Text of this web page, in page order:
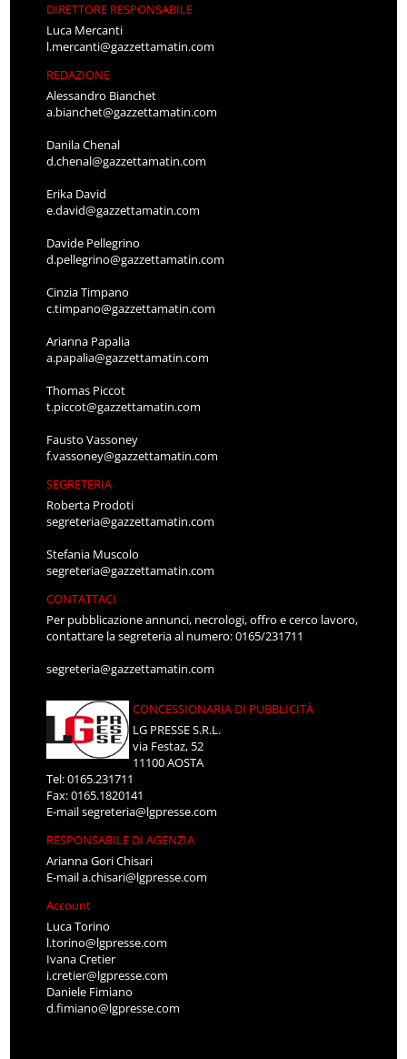
DIRETTORE RESPONSABILE
Luca Mercanti
l.mercanti@gazzettamatin.com
REDAZIONE
Alessandro Bianchet
a.bianchet@gazzettamatin.com
Danila Chenal
d.chenal@gazzettamatin.com
Erika David
e.david@gazzettamatin.com
Davide Pellegrino
d.pellegrino@gazzettamatin.com
Cinzia Timpano
c.timpano@gazzettamatin.com
Arianna Papalia
a.papalia@gazzettamatin.com
Thomas Piccot
t.piccot@gazzettamatin.com
Fausto Vassoney
f.vassoney@gazzettamatin.com
SEGRETERIA
Roberta Prodoti
segreteria@gazzettamatin.com
Stefania Muscolo
segreteria@gazzettamatin.com
CONTATTACI
Per pubblicazione annunci, necrologi, offro e cerco lavoro,
contattare la segreteria al numero: 0165/231711
segreteria@gazzettamatin.com
CONCESSIONARIA DI PUBBLICITÀ
LG PRESSE S.R.L.
via Festaz, 52
11100 AOSTA
Tel: 0165.231711
Fax: 0165.1820141
E-mailsegreteria@lgpresse.com
RESPONSABILE DI AGENZIA
Arianna Gori Chisari
E-maila.chisari@lgpresse.com
Account
Luca Torino
l.torino@lgpresse.com
Ivana Cretier
i.cretier@lgpresse.com
Daniele Fimiano
d.fimiano@lgpresse.com